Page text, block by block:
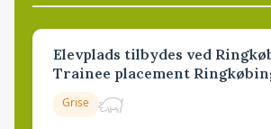
Elevplads tilbydes ved
Trainee placement
Grise